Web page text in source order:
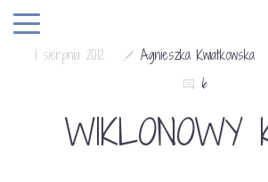
1 sierpnia 2012 Agnieszka Kwiatkowska
6
WIKLONOWY